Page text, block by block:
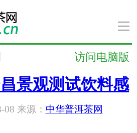
导
普洱茶知识
普洱茶文化
访问电脑版
景观测试饮料感
08 来源： 中华普洱茶网